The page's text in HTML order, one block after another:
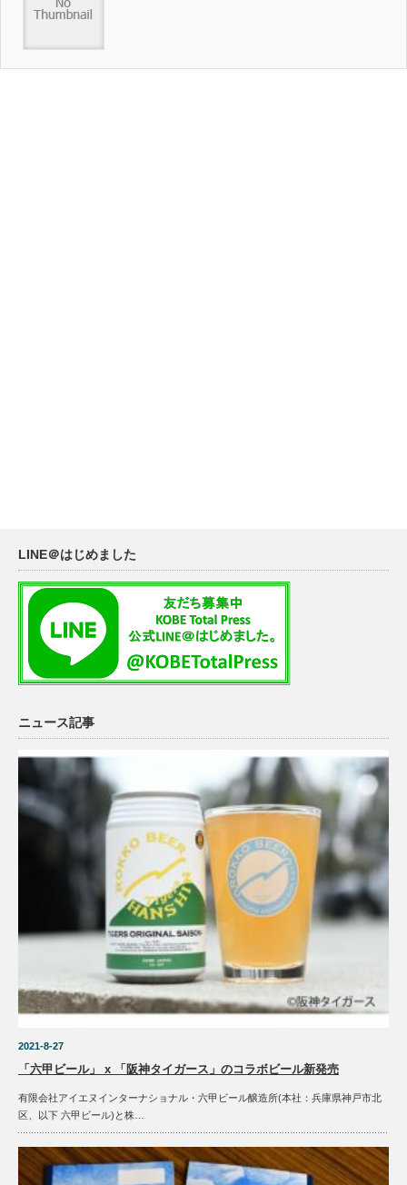
LINE＠はじめました
ニュース記事
2021-8-27
「六甲ビール」 x 「阪神タイガース」のコラボビール新発売
有限会社アイエヌインターナショナル・六甲ビール醸造所(本社：兵庫県神戸市北
区、以下 六甲ビール)と株…